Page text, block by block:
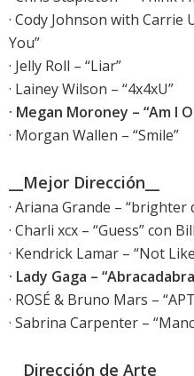
· Cody Johnson with Carrie
You”
· Jelly Roll – “Liar”
· Lainey Wilson – “4x4xU”
· Megan Moroney – “Am I
· Morgan Wallen – “Smile”
__Mejor Dirección__
· Ariana Grande – “brighter
· Charli xcx – “Guess” con
· Kendrick Lamar – “Not
· Lady Gaga –
· ROSÉ & Bruno Mars –
· Sabrina Carpenter –
__Dirección de Arte__